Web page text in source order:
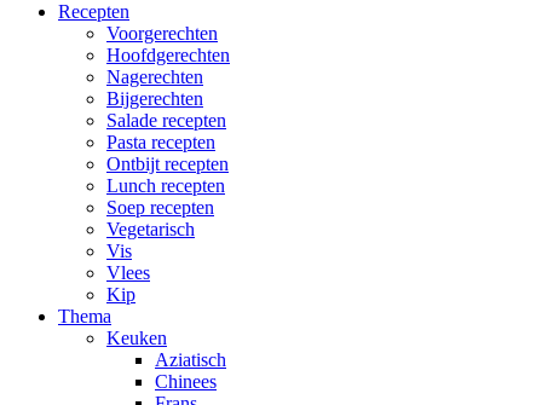
Recepten
Voorgerechten
Hoofdgerechten
Nagerechten
Bijgerechten
Salade recepten
Pasta recepten
Ontbijt recepten
Lunch recepten
Soep recepten
Vegetarisch
Vis
Vlees
Kip
Thema
Keuken
Aziatisch
Chinees